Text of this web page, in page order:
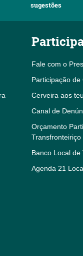
sugestões
Fale com o
Participação de
Cerveira aos
Canal de
Orçamento
Banco Local de
Agenda 21